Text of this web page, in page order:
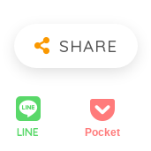
LINE Pocket